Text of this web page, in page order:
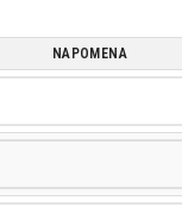
NAPOMENA